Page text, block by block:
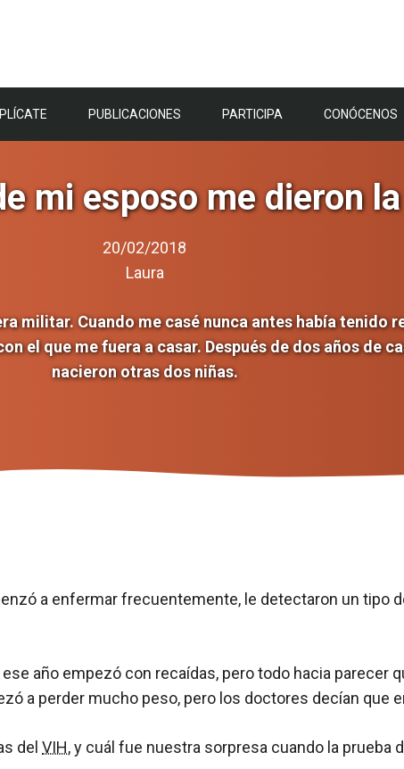
PUBLICACIONES PARTICIPA CONÓCENOS
mi esposo me dieron
20/02/2018
Laura
militar. Cuando me casé nunca antes había tenido
el que me fuera a casar. Después de dos años de
nacieron otras dos niñas.
a enfermar frecuentemente, le detectaron un tipo
año empezó con recaídas, pero todo hacia parecer
a perder mucho peso, pero los doctores decían que
del VIH, y cuál fue nuestra sorpresa cuando la prueba